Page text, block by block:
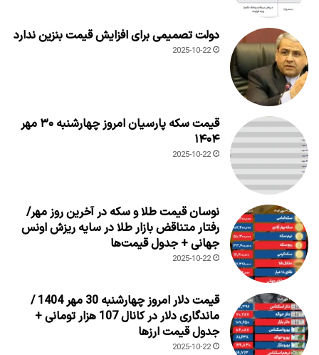
دولت تصمیمی برای افزایش قیمت بنزین ندارد
2025-10-22
قیمت سکه پارسیان امروز چهارشنبه ۳۰ مهر
۱۴۰۴
2025-10-22
نوسان قیمت طلا و سکه در آخرین روز مهر/
رفتار متناقض بازار طلا در سایه ریزش اونس
جهانی + جدول قیمت‌ها
2025-10-22
قیمت دلار امروز چهارشنبه 30 مهر 1404 /
ماندگاری دلار در کانال 107 هزار تومانی +
جدول قیمت ارزها
2025-10-22